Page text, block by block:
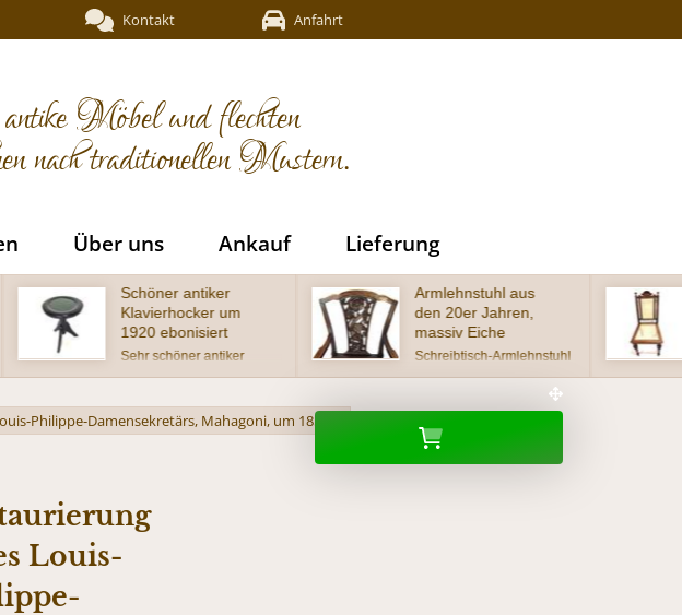
Kontakt Anfahrt
Möbel und flechten
nach traditionellen Mustern.
Über uns Ankauf Lieferung
um
Armlehnstuhl aus
den 20er Jahren,
massiv Eiche
Schreibtisch-Armlehnstuhl
(Handwish-Nappa)
bestückt und geschnitzter
Lehne in Chippendale-
Schöner antiker
Gründerzeit-
1880
wunderschöner Muschel-
Stuhl aus der Gründerzeit,
Buche auf Nussbaum
Philippe-Damensekretärs, Mahagoni, um 1850
Louis-